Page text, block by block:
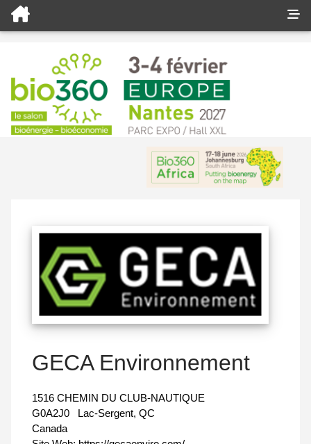
GECA Environnement
1516 CHEMIN DU CLUB-NAUTIQUE
G0A2J0
Lac-Sergent, QC
Canada